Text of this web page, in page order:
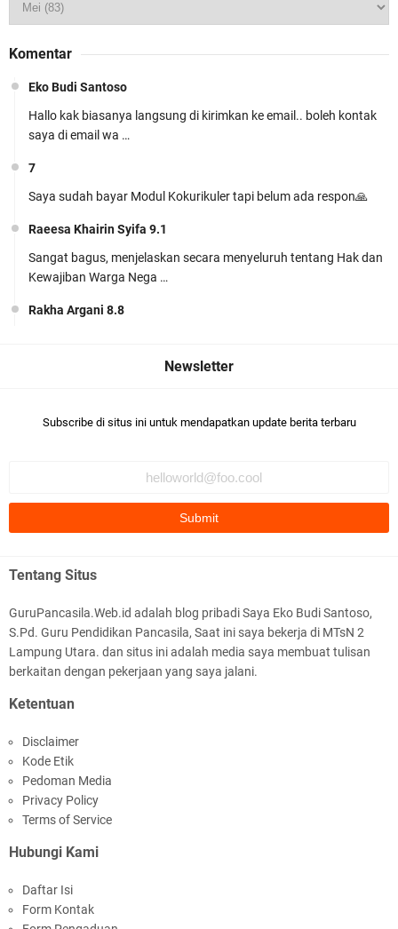
Perangkat Ajar Deep Learning SMP Pendidikan
046/H/KR/2025
Pancasila SMA/MA Kelas X, XI, XII Lengkap
Cinta (KBC) Lengkap Semester 1 & 2
Berbasis Cinta (KBC) Terlengkap Semester 1 dan
Kurikulum Berbasis Cinta (KBC) Lengkap
Semester 1 & 2
Modul Matematika MTs Kurikulum Berbasis
Cinta (KBC) Kelas 7, 8, 9 | Lengkap Format Word
Komentar
Eko Budi Santoso
Hallo kak biasanya langsung di kirimkan ke email.. boleh kontak
saya di email wa …
7
Saya sudah bayar Modul Kokurikuler tapi belum ada respon🙏
Raeesa Khairin Syifa 9.1
Sangat bagus, menjelaskan secara menyeluruh tentang Hak dan
Kewajiban Warga Nega …
Rakha Argani 8.8
BAGUSSS👍👍👍👍👍👍👍👍👍👍👍👍👍👍👍👍👍👍👍👍👍👍👍👍
👍👍👍👍👍
AFFANS RAHMAT JAYA 9.3
bagus 👍👍
Andre Wiguna 9.1
Bagus banget🥰
Citra Aprilia Mufarokhah
Bagus
Syifa Agustina Ramadani 9.1
sangat bagus
Haya pippo mardianto 9.3
Bagus
Subscribe di situs ini untuk mendapatkan update berita terbaru
Tentang Situs
GuruPancasila.Web.id adalah blog pribadi Saya Eko Budi Santoso,
S.Pd. Guru Pendidikan Pancasila, Saat ini saya bekerja di MTsN 2
Lampung Utara. dan situs ini adalah media saya membuat tulisan
berkaitan dengan pekerjaan yang saya jalani.
Ketentuan
Disclaimer
Kode Etik
Pedoman Media
Privacy Policy
Terms of Service
Hubungi Kami
Daftar Isi
Form Kontak